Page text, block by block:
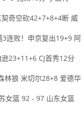
奇空砍42+7+8+4断 威
连败！申京复出19+9 阿
23+11+6 CJ首秀12分
林狼 米切尔28+8 爱德华
女篮 92 - 97 山东女篮